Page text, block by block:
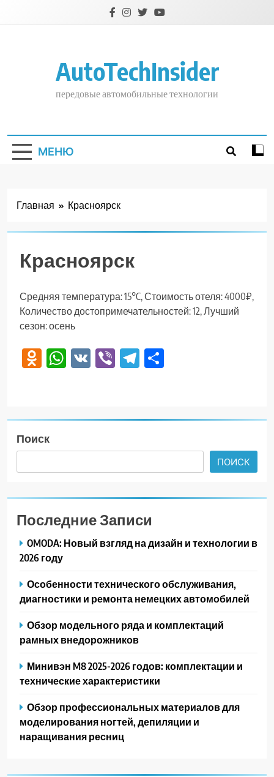
AutoTechInsider
передовые автомобильные технологии
МЕНЮ
Главная Красноярск
Красноярск
Средняя температура: 15°C, Стоимость отеля: 4000₽,
Количество достопримечательностей: 12, Лучший
сезон: осень
Odnoklassniki
WhatsApp
VK ViberTelegram
Поиск
ПОИСК
Последние Записи
OMODA: Новый взгляд на дизайн и технологии в
2026 году
Особенности технического обслуживания,
диагностики и ремонта немецких автомобилей
Обзор модельного ряда и комплектаций
рамных внедорожников
Минивэн M8 2025-2026 годов: комплектации и
технические характеристики
Обзор профессиональных материалов для
моделирования ногтей, депиляции и
наращивания ресниц